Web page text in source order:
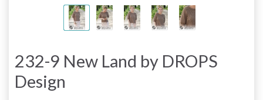
232-9 New Land by DROPS
Design